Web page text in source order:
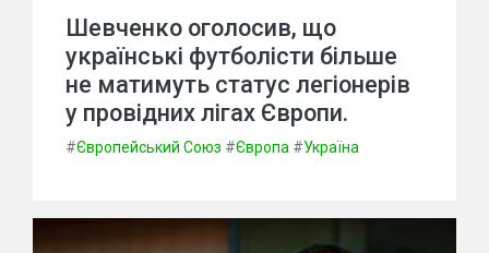
Шевченко оголосив, що
українські футболісти більше
не матимуть статус легіонерів
у провідних лігах Європи.
#Європейський Союз #Європа #Україна